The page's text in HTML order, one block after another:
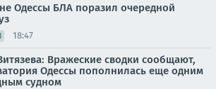
Одессы БЛА поразил очередной
18:47
Вражеские сводки сообщают,
Одессы пополнилась еще одним
судном